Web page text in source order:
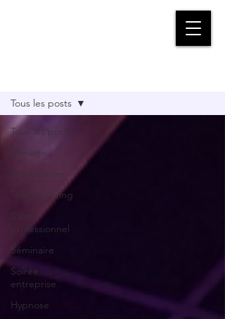
Tous les posts
Mariage
Anniversaire
Team building
Salon
professionnel
Séminaire
Soirée
entreprise
Hypnose
Tous les posts